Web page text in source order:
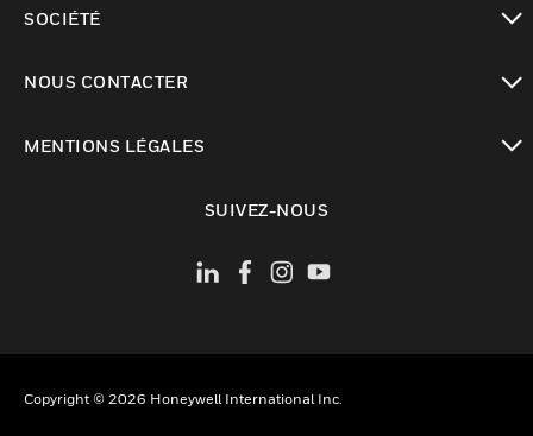
SOCIÉTÉ
NOUS CONTACTER
MENTIONS LÉGALES
SUIVEZ-NOUS
Copyright © 2026 Honeywell International Inc.